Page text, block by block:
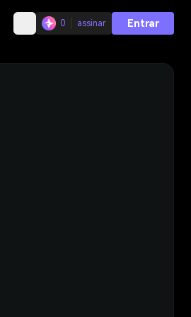
0 assinar Entrar